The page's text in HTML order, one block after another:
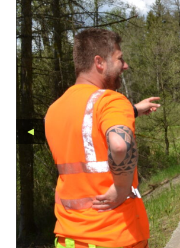
l
r
a
d
w
e
g
:
A
u
s
◄